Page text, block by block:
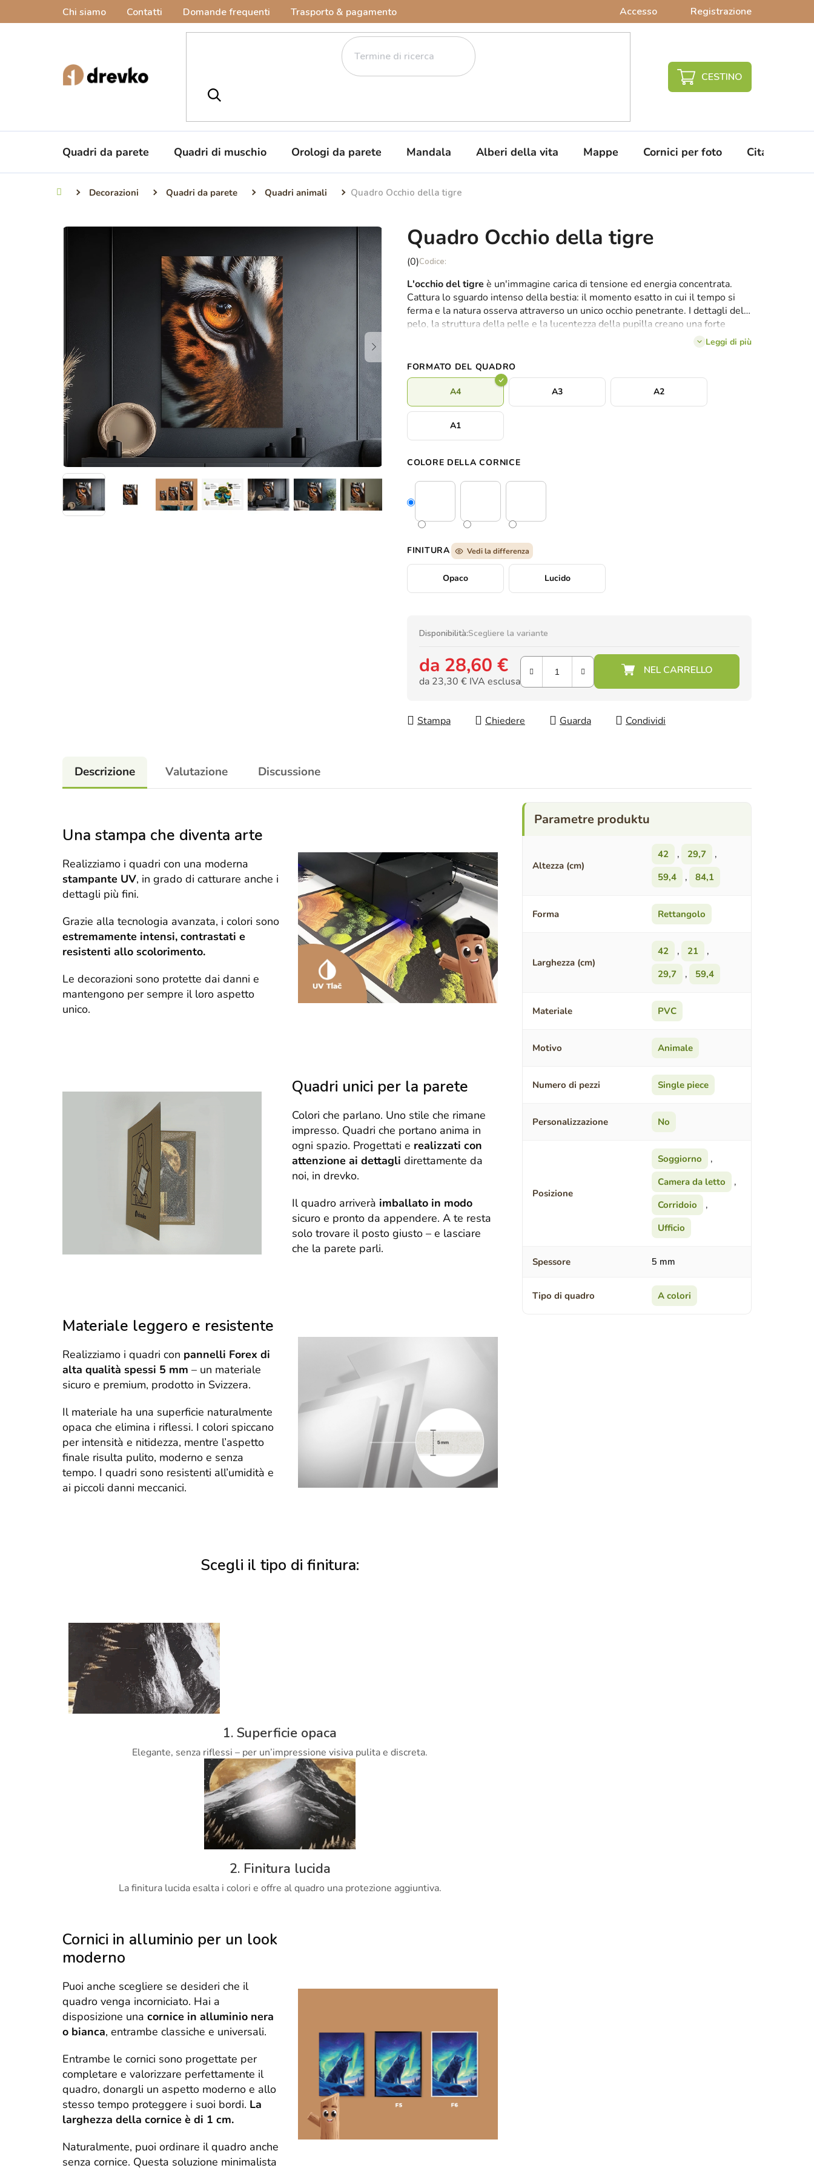
Chi siamo Contatti Domande frequenti Trasporto & pagamento Accesso Registrazione
CARRELLO
SPESA
Quadri da parete Quadri di muschio Orologi da parete Mandala Alberi della vita Mappe Cornici per foto Citazioni da
Casa Decorazioni Quadri da parete Quadri animali Quadro Occhio della tigre
Quadro Occhio della tigre
La
media
del
prodotto
è
5
stelle.
(0)
L'occhio del tigre è un'immagine carica di tensione ed energia concentrata.
Cattura lo sguardo intenso della bestia: il momento esatto in cui il tempo si
ferma e la natura osserva attraverso un unico occhio penetrante. I dettagli del
pelo, la struttura della pelle e la lucentezza della pupilla creano una forte
esperienza visiva che funge sia da monito che da fascino allo stesso tempo.
Un'immagine ideale per chi cerca simboli di forza, intuizione e determinazione.
Leggi di più
FORMATO DEL QUADRO
A4 A3 A2
A1
COLORE DELLA CORNICE
FINITURA Vedi la differenza
Opaco Lucido
Disponibilità:Scegliere la variante
da 28,60 €
da 23,30 € IVA esclusa
Stampa
Chiedere Guarda Condividi
Descrizione Valutazione Discussione
Una stampa che diventa arte
Realizziamo i quadri con una moderna
stampante UV, in grado di catturare anche i
dettagli più fini.
Grazie alla tecnologia avanzata, i colori sono
estremamente intensi, contrastati e
resistenti allo scolorimento.
Le decorazioni sono protette dai danni e
mantengono per sempre il loro aspetto
unico.
Quadri unici per la parete
Colori che parlano. Uno stile che rimane
impresso. Quadri che portano anima in
ogni spazio. Progettati e realizzati con
attenzione ai dettagli direttamente da
noi, in drevko.
Il quadro arriverà imballato in modo
sicuro e pronto da appendere. A te resta
solo trovare il posto giusto – e lasciare
che la parete parli.
Materiale leggero e resistente
Realizziamo i quadri con pannelli Forex di
alta qualità spessi 5 mm – un materiale
sicuro e premium, prodotto in Svizzera.
Il materiale ha una superficie naturalmente
opaca che elimina i riflessi. I colori spiccano
per intensità e nitidezza, mentre l’aspetto
finale risulta pulito, moderno e senza
tempo. I quadri sono resistenti all’umidità e
ai piccoli danni meccanici.
Scegli il tipo di finitura:
1. Superficie opaca
Elegante, senza riflessi – per un’impressione visiva pulita e discreta.
2. Finitura lucida
La finitura lucida esalta i colori e offre al quadro una protezione aggiuntiva.
Cornici in alluminio per un look
moderno
Puoi anche scegliere se desideri che il
quadro venga incorniciato. Hai a
disposizione una cornice in alluminio nera
o bianca, entrambe classiche e universali.
Entrambe le cornici sono progettate per
completare e valorizzare perfettamente il
quadro, donargli un aspetto moderno e allo
stesso tempo proteggere i suoi bordi. La
larghezza della cornice è di 1 cm.
Naturalmente, puoi ordinare il quadro anche
senza cornice. Questa soluzione minimalista
Altezza (cm)
42 , 29,7
,
59,4
, 84,1
Forma Rettangolo
Larghezza (cm)
42 , 21
,
29,7
, 59,4
Materiale PVC
Motivo Animale
Numero di pezzi Single piece
Personalizzazione No
Posizione
Soggiorno
,
Camera da letto
,
Corridoio
,
Ufficio
Spessore 5 mm
Tipo di quadro A colori